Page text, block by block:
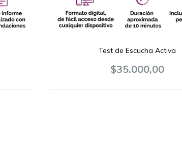
Test de Escucha Activa
$35.000,00